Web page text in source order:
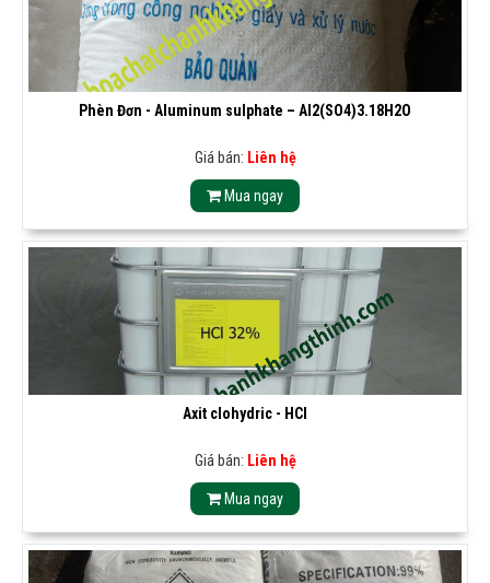
Phèn Đơn - Aluminum sulphate – Al2(SO4)3.18H2O
Giá bán: Liên hệ
Mua ngay
Axit clohydric - HCl
Giá bán: Liên hệ
Mua ngay